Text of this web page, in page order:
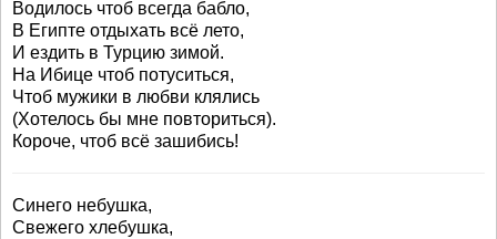
Водилось чтоб всегда бабло,
В Египте отдыхать всё лето,
И ездить в Турцию зимой.
На Ибице чтоб потуситься,
Чтоб мужики в любви клялись
(Хотелось бы мне повториться).
Короче, чтоб всё зашибись!
Синего небушка,
Свежего хлебушка,